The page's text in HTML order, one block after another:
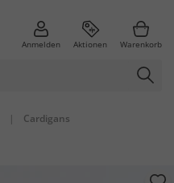
Anmelden Aktionen Warenkorb
| Cardigans